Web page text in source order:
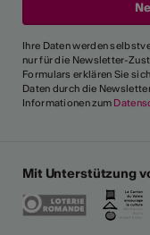
Ihre Daten werden
nur für die Newsletter-
Formulars erklären Sie
Daten durch die
Informationen zum
Mit Unterstützung